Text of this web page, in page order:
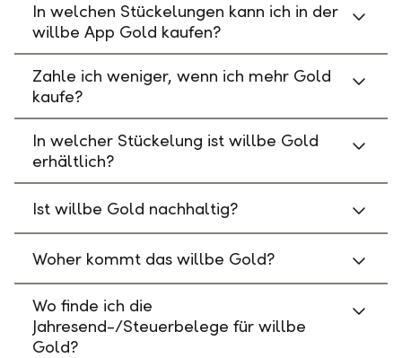
In welchen Stückelungen kann ich in der
willbe App Gold kaufen?
Zahle ich weniger, wenn ich mehr Gold
kaufe?
In welcher Stückelung ist willbe Gold
erhältlich?
Ist willbe Gold nachhaltig?
Woher kommt das willbe Gold?
Wo finde ich die
Jahresend-/Steuerbelege für willbe
Gold?